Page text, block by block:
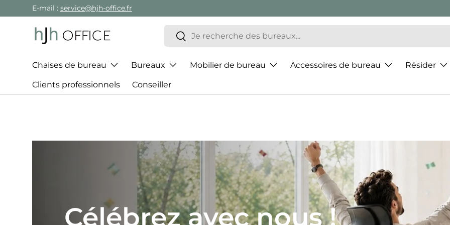
Aller au contenu
E-mail : service@hjh-office.fr
Recherche
Rechercher
Chaises de bureau Bureaux Mobilier de bureau Accessoires de bureau Résider
Clients professionnels Conseiller
Le meilleur de